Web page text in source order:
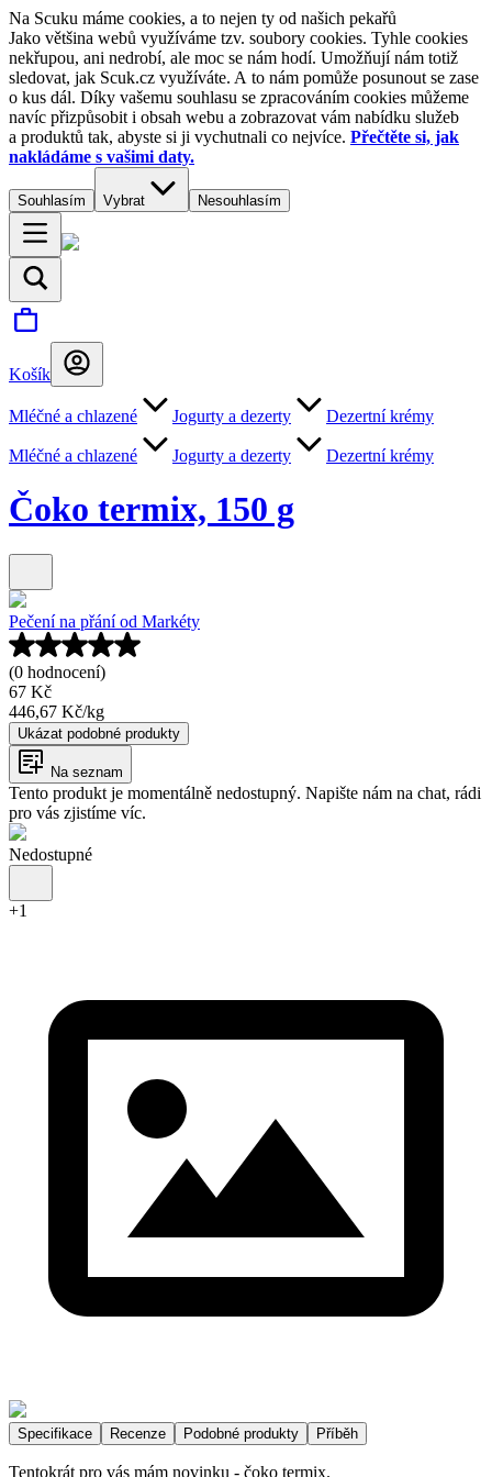
Na Scuku máme cookies, a to nejen ty od našich pekařů
Jako většina webů využíváme tzv. soubory cookies. Tyhle cookies
nekřupou, ani nedrobí, ale moc se nám hodí. Umožňují nám totiž
sledovat, jak Scuk.cz využíváte. A to nám pomůže posunout se zase
o kus dál. Díky vašemu souhlasu se zpracováním cookies můžeme
navíc přizpůsobit i obsah webu a zobrazovat vám nabídku služeb
a produktů tak, abyste si ji vychutnali co nejvíce. Přečtěte si, jak
nakládáme s vašimi daty.
Souhlasím Vybrat Nesouhlasím
Košík
Mléčné a chlazené Jogurty a dezerty Dezertní krémy
Mléčné a chlazené Jogurty a dezerty Dezertní krémy
Čoko termix, 150 g
Pečení na přání od Markéty
(0 hodnocení)
67 Kč
446,67 Kč/kg
Ukázat podobné produkty
Na seznam
Tento produkt je momentálně nedostupný. Napište nám na chat, rádi
pro vás zjistíme víc.
Nedostupné
+1
Specifikace Recenze Podobné produkty Příběh
Tentokrát pro vás mám novinku - čoko termix.